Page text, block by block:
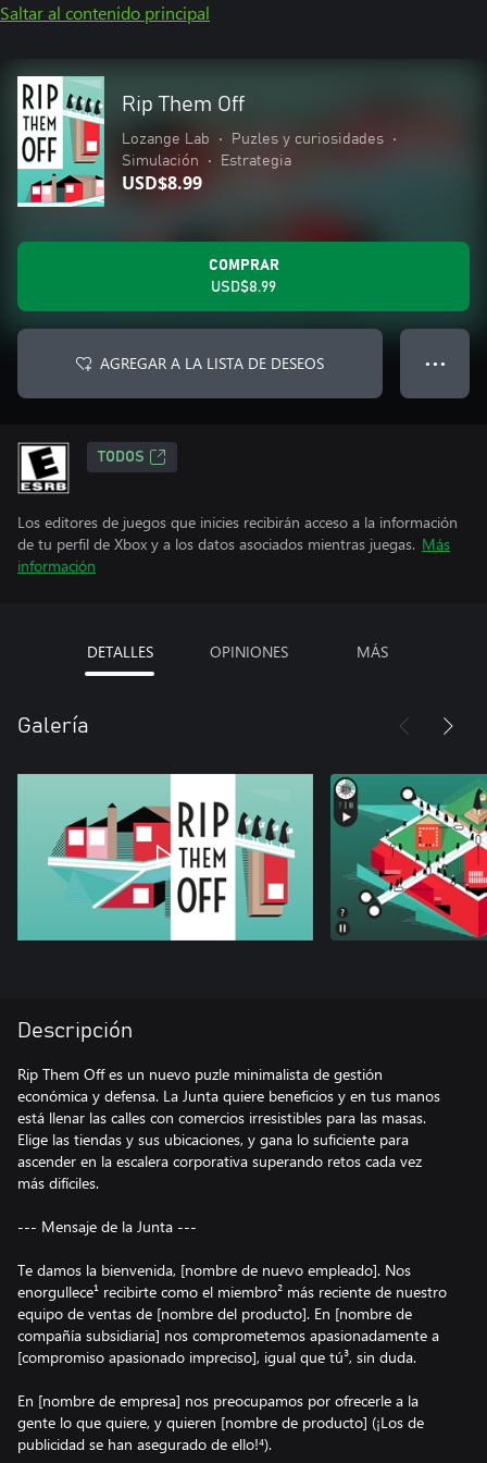
Saltar al contenido principal
Rip Them Off
Lozange Lab • Puzles y curiosidades
•
Simulación
• Estrategia
USD$8.99
COMPRAR
USD$8.99
AGREGAR A LA LISTA DE DESEOS ● ● ●
TODOS
Los editores de juegos que inicies recibirán acceso a la información
de tu perfil de Xbox y a los datos asociados mientras juegas. Más
información
DETALLES OPINIONES MÁS
Galería
Descripción
Rip Them Off es un nuevo puzle minimalista de gestión
económica y defensa. La Junta quiere beneficios y en tus manos
está llenar las calles con comercios irresistibles para las masas.
Elige las tiendas y sus ubicaciones, y gana lo suficiente para
ascender en la escalera corporativa superando retos cada vez
más difíciles.
--- Mensaje de la Junta ---
Te damos la bienvenida, [nombre de nuevo empleado]. Nos
enorgullece¹ recibirte como el miembro² más reciente de nuestro
equipo de ventas de [nombre del producto]. En [nombre de
compañía subsidiaria] nos comprometemos apasionadamente a
[compromiso apasionado impreciso], igual que tú³, sin duda.
En [nombre de empresa] nos preocupamos por ofrecerle a la
gente lo que quiere, y quieren [nombre de producto] (¡Los de
publicidad se han asegurado de ello!⁴).